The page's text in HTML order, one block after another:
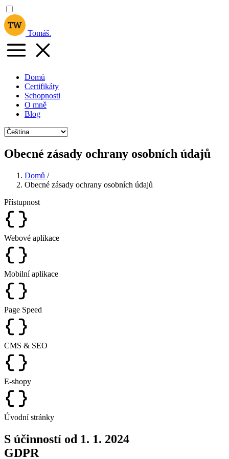
Tomáš.
Domů
Certifikáty
Schopnosti
O mně
Blog
Obecné zásady ochrany osobních údajů
Domů /
Obecné zásady ochrany osobních údajů
Přístupnost
Webové aplikace
Mobilní aplikace
Page Speed
CMS & SEO
E-shopy
Úvodní stránky
S účinností od 1. 1. 2024
GDPR